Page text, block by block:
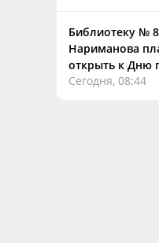
Библиотеку №
Нариманова
открыть к Дню
Сегодня, 08:44